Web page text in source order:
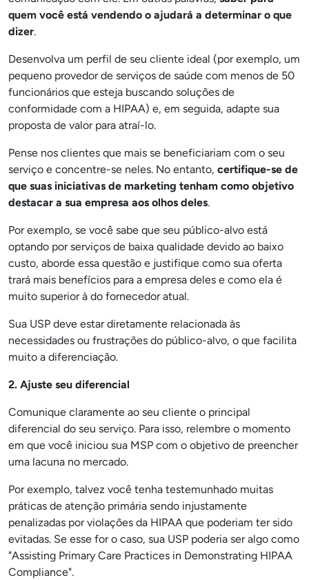
quem você está vendendo o ajudará a determinar o que
dizer.
Desenvolva um perfil de seu cliente ideal (por exemplo, um
pequeno provedor de serviços de saúde com menos de 50
funcionários que esteja buscando soluções de
conformidade com a HIPAA) e, em seguida, adapte sua
proposta de valor para atraí-lo.
Pense nos clientes que mais se beneficiariam com o seu
serviço e concentre-se neles. No entanto, certifique-se de
que suas iniciativas de marketing tenham como objetivo
destacar a sua empresa aos olhos deles.
Por exemplo, se você sabe que seu público-alvo está
optando por serviços de baixa qualidade devido ao baixo
custo, aborde essa questão e justifique como sua oferta
trará mais benefícios para a empresa deles e como ela é
muito superior à do fornecedor atual.
Sua USP deve estar diretamente relacionada às
necessidades ou frustrações do público-alvo, o que facilita
muito a diferenciação.
2. Ajuste seu diferencial
Comunique claramente ao seu cliente o principal
diferencial do seu serviço. Para isso, relembre o momento
em que você iniciou sua MSP com o objetivo de preencher
uma lacuna no mercado.
Por exemplo, talvez você tenha testemunhado muitas
práticas de atenção primária sendo injustamente
penalizadas por violações da HIPAA que poderiam ter sido
evitadas. Se esse for o caso, sua USP poderia ser algo como
"Assisting Primary Care Practices in Demonstrating HIPAA
Compliance".